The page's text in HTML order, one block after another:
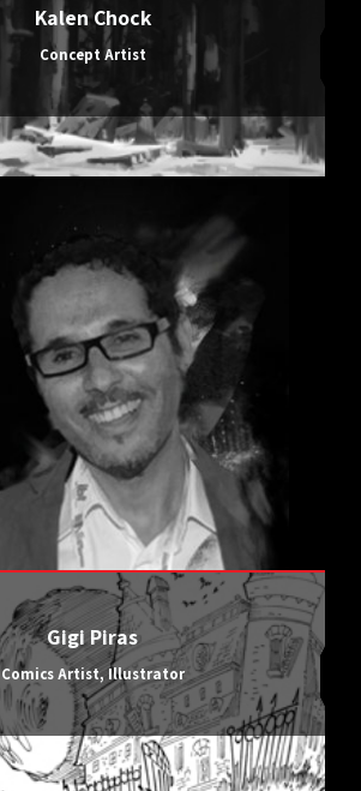
Kalen Chock
Concept Artist
Gigi Piras
Comics Artist, Illustrator